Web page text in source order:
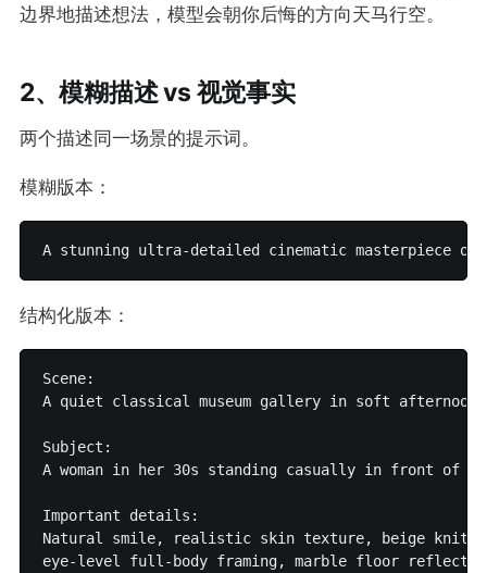
边界地描述想法，模型会朝你后悔的方向天马行空。
2、模糊描述 vs 视觉事实
两个描述同一场景的提示词。
模糊版本：
结构化版本：
Scene:
A quiet classical museum gallery in soft
Subject:
A woman in her 30s standing casually in front of
Important details:
Natural smile, realistic skin texture, beige knit
eye-level full-body framing, marble floor